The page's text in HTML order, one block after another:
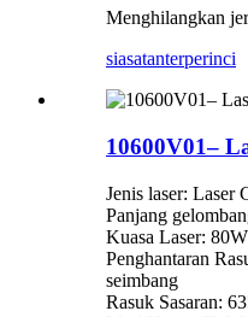
Menghilangkan
siasatanterperinci
10600V01–
Jenis laser: Laser
Panjang
Kuasa Laser: 80W
Penghantaran
seimbang
Rasuk Sasaran: